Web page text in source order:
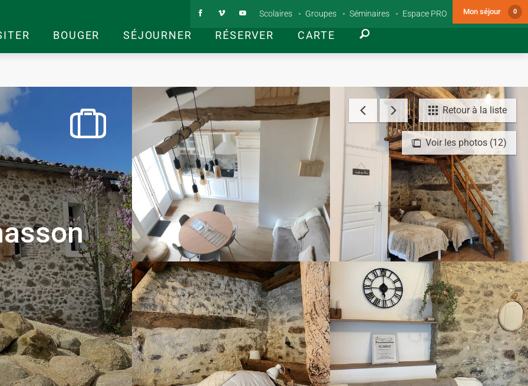
BOUGER SÉJOURNER RÉSERVER CARTE
Scolaires Groupes Séminaires Espace PRO Mon séjour 0
Voir les photos (12)
Retour à la liste